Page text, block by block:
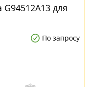
для
По запросу